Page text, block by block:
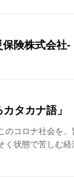
険株式会社
タカナ語」
のコロナ社会を
く状態で苦しむ経